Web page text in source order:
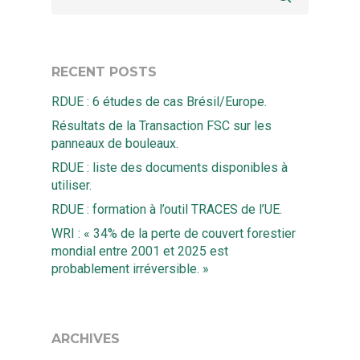
RECENT POSTS
RDUE : 6 études de cas Brésil/Europe.
Résultats de la Transaction FSC sur les
panneaux de bouleaux.
RDUE : liste des documents disponibles à
utiliser.
RDUE : formation à l’outil TRACES de l’UE.
WRI : « 34% de la perte de couvert forestier
mondial entre 2001 et 2025 est
probablement irréversible. »
ARCHIVES